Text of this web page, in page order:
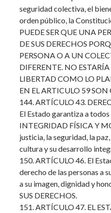
seguridad colectiva, el
orden público, la
PUEDE SER QUE UNA
DE SUS DERECHOS
PERSONA O A UN
DIFERENTE. NO
LIBERTAD COMO LO
EN EL ARTICULO 59
144. ARTÍCULO 43.
El Estado garantiza a
INTEGRIDAD FÍSICA Y
justicia, la seguridad, la
cultura y su desarrollo
150. ARTÍCULO 46. El
derecho de las personas a
a su imagen, dignidad y
SUS DERECHOS.
151. ARTÍCULO 47. EL